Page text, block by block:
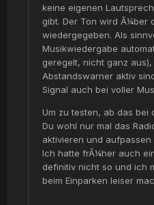
keine eigenen
gibt. Der Ton wird Ã¼ber
wiedergegeben. Als
Musikwiedergabe
geregelt, nicht ganz
Abstandswarner aktiv
Signal auch bei voller
Um zu testen, ab das
Du wohl nur mal das
aktivieren und
Ich hatte frÃ¼her auch
definitiv nicht so und ich
beim Einparken leiser